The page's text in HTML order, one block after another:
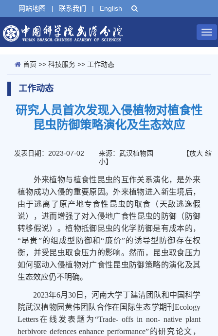
网站地图 | 联系我们 | English
首页 >> 科技服务 >> 工作动态
工作动态
研究人员首次发现入侵植物对植食性
昆虫防御策略演化及生态效应
发表日期：2023-07-02 来源：武汉植物园 【放大 缩
小】
外来植物与植食性昆虫的互作关系演化，是外来
植物成功入侵的重要原因。外来植物进入新生境后，
由于逃离 了 原产地专食性昆虫 的取食（天敌逃逸假
说），进而增强了对入侵地广食性昆虫的防御（防御
转移假说）。植物抵御昆虫的化学防御是有成本的，
“昂贵”的组成型防御和“廉价”的诱导型防御存在权
衡，并受昆虫取食压力的影响。然而，
昆虫取食压力
如何驱动入侵植物对广食性昆虫防御策略的演化及其
生态效应仍不明确。
2023年6月30日，河南大学丁建清团队和中国科学
院武汉植物园黄伟 团队合作在国际生态学期刊Ecology
Letters在线发表题为“Trade- offs in non- native plant
herbivore defences enhance performance”的研究论文，